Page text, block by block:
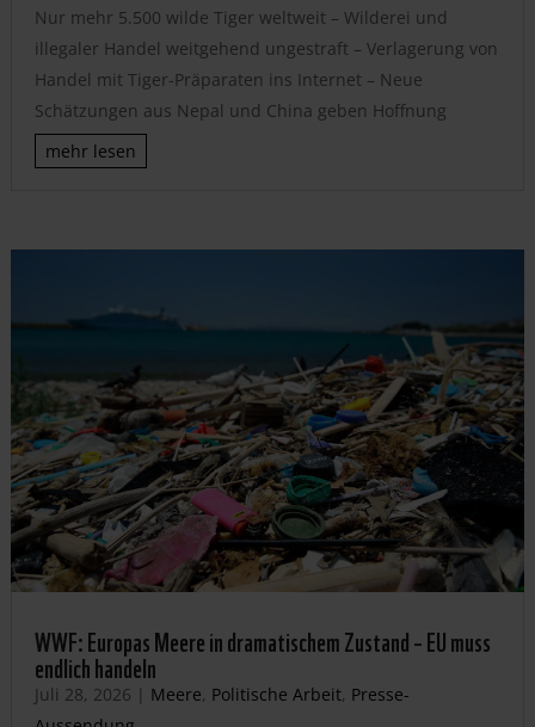
Nur mehr 5.500 wilde Tiger weltweit – Wilderei und
illegaler Handel weitgehend ungestraft – Verlagerung von
Handel mit Tiger-Präparaten ins Internet – Neue
Schätzungen aus Nepal und China geben Hoffnung
mehr lesen
WWF: Europas Meere in dramatischem Zustand – EU muss
endlich handeln
Juli 28, 2026 | Meere, Politische Arbeit, Presse-